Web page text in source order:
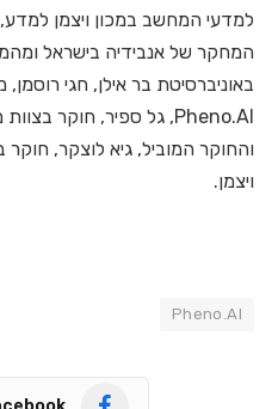
למדעי המחשב במכון ויצמן
המחקר של אנבידיה בישראל
באוניברסיטת בר אילן, חגי
ויצמן.
Pheno.AI